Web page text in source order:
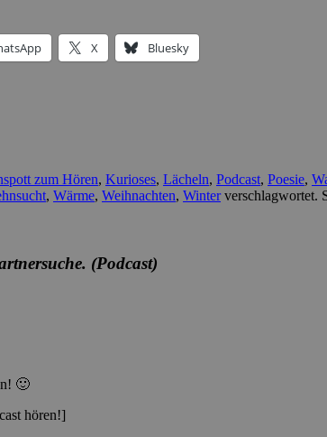
X Bluesky
zum Hören, Kurioses, Lächeln, Podcast, Poesie,
, Wärme, Weihnachten, Winterverschlagwortet.
(Podcast)
🙂
hören!]